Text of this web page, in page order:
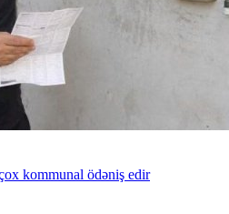
kommunal ödəniş edir